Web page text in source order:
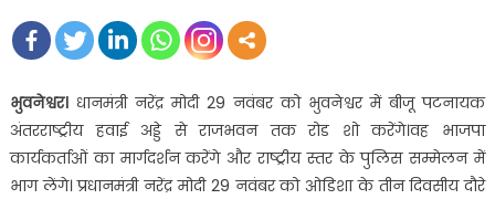
भुवनेश्वर। धानमंत्री नरेंद्र मोदी 29 नवंबर को भुवनेश्वर में बीजू पटनायक
अंतरराष्ट्रीय हवाई अड्डे से राजभवन तक रोड शो करेंगे।वह भाजपा
कार्यकर्ताओं का मार्गदर्शन करेंगे और राष्ट्रीय स्तर के पुलिस सम्मेलन में
भाग लेंगे। प्रधानमंत्री नरेंद्र मोदी 29 नवंबर को ओडिशा के तीन दिवसीय दौरे